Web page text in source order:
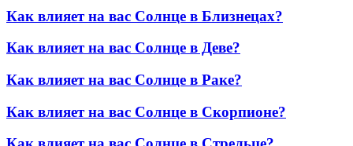
Как влияет на вас Солнце в Близнецах?
Как влияет на вас Солнце в Деве?
Как влияет на вас Солнце в Раке?
Как влияет на вас Солнце в Скорпионе?